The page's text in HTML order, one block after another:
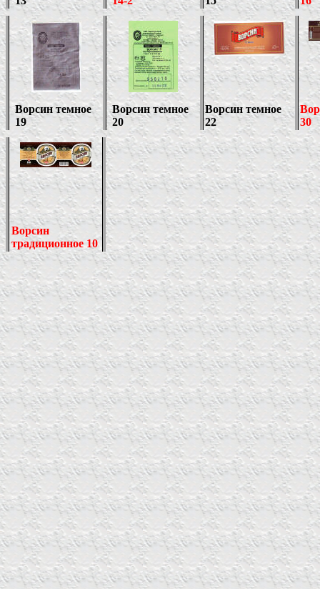
Ворсин темное
19
Ворсин темное
20
Ворсин темное
22
30
Ворсин
традиционное 10